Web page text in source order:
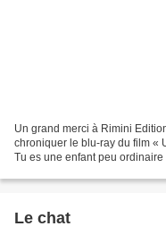
Un grand merci à Rimini
chroniquer le blu-ray du film «
Tu es une enfant peu
Le chat